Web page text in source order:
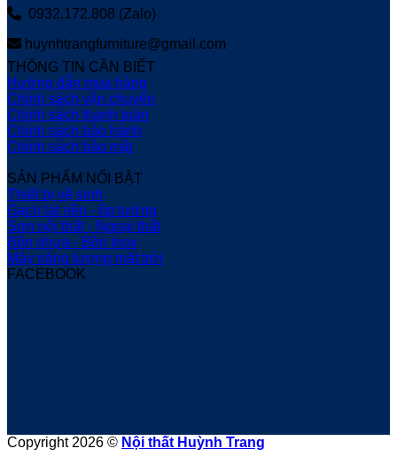
0932.172.808 (Zalo)
huynhtrangfurniture@gmail.com
THÔNG TIN CẦN BIẾT
Hướng dẫn mua hàng
Chính sách vận chuyển
Chính sách thanh toán
Chính sách bảo hành
Chính sách bảo mật
SẢN PHẨM NỔI BẬT
Thiết bị vệ sinh
Gạch lát nền - ốp tường
Sơn nội thất - Ngoại thất
Bồn nhựa - Bồn Inox
Máy năng lượng mặt trời
FACEBOOK
Copyright 2026 © Nội thất Huỳnh Trang